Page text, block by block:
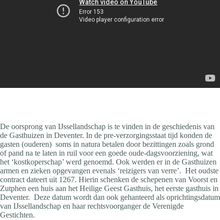
De oorsprong van IJssellandschap is te vinden in de geschiedenis van
de Gasthuizen in Deventer. In de pre-verzorgingsstaat tijd konden de
gasten (ouderen) soms in natura betalen door bezittingen zoals grond
of pand na te laten in ruil voor een goede oude-dagsvoorziening, wat
het ‘kostkoperschap’ werd genoemd. Ook werden er in de Gasthuizen
armen en zieken opgevangen evenals ‘reizigers van verre’. Het oudste
contract dateert uit 1267. Hierin schenken de schepenen van Voorst en
Zutphen een huis aan het Heilige Geest Gasthuis, het eerste gasthuis in
Deventer. Deze datum wordt dan ook gehanteerd als oprichtingsdatum
van IJssellandschap en haar rechtsvoorganger de Verenigde
Gestichten.